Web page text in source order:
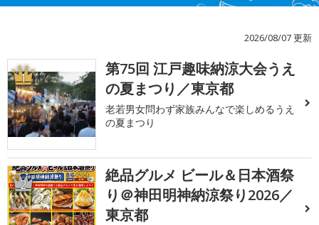
2026/08/07 更新
1
第75回 江戸趣味納涼大会うえ
の夏まつり／東京都
老若男女問わず家族みんなで楽しめるうえ
の夏まつり
2
絶品グルメ ビール＆日本酒祭
り＠神田明神納涼祭り2026／
東京都